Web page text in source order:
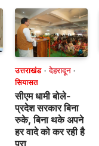
उत्तराखंड
देहरादून
सियासत
सीएम धामी बोले-
प्रदेश सरकार बिना
रुके, बिना थके अपने
हर वादे को कर रही है
पूरा